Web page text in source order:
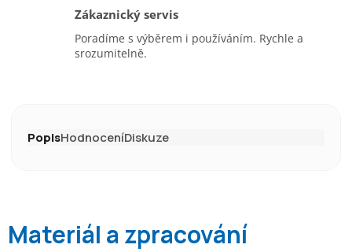
Zákaznický servis
Poradíme s výběrem i používáním. Rychle a
srozumitelně.
PopisHodnoceníDiskuze
Materiál a zpracování